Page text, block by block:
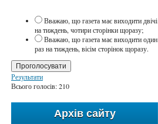
Вважаю, що газета має виходити двічі
на тиждень, чотири сторінки щоразу;
Вважаю, що газета має виходити один
раз на тиждень, вісім сторінок щоразу.
Проголосувати
Результати
Всього голосів: 210
Архів сайту